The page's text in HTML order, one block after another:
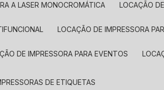
A LASER MONOCROMÁTICA LOCAÇÃO
LOCAÇÃO DE IMPRESSORA
DE IMPRESSORA PARA EVENTOS
DE ETIQUETAS